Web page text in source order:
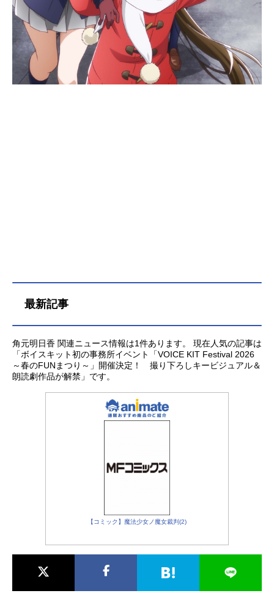
最新記事
角元明日香 関連ニュース情報は1件あります。 現在人気の記事は
「ボイスキット初の事務所イベント「VOICE KIT Festival 2026
～春のFUNまつり～」開催決定！ 撮り下ろしキービジュアル＆
朗読劇作品が解禁」です。
【コミック】魔法少女ノ魔女裁判(2)